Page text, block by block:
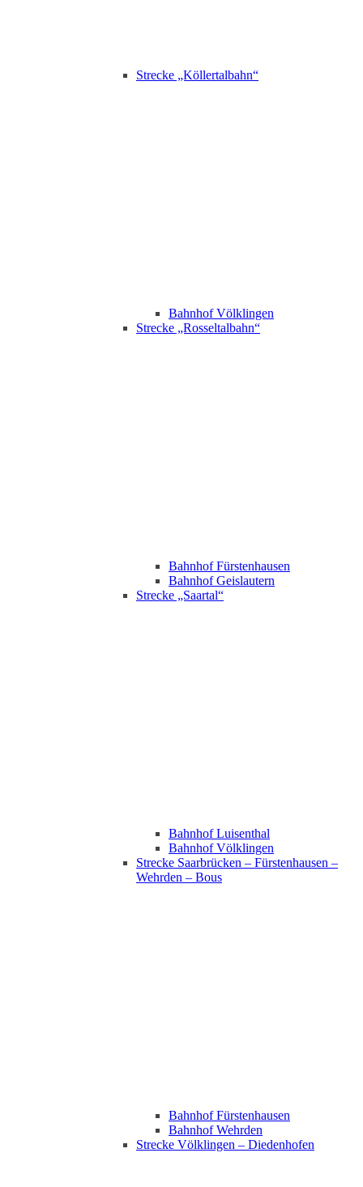
Strecke „Köllertalbahn“
Bahnhof Völklingen
Strecke „Rosseltalbahn“
Bahnhof Fürstenhausen
Bahnhof Geislautern
Strecke „Saartal“
Bahnhof Luisenthal
Bahnhof Völklingen
Strecke Saarbrücken – Fürstenhausen –
Wehrden – Bous
Bahnhof Fürstenhausen
Bahnhof Wehrden
Strecke Völklingen – Diedenhofen